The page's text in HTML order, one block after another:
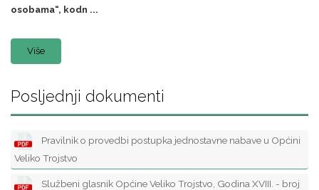
osobama“, kodn ...
Više
Posljednji dokumenti
Pravilnik o provedbi postupka jednostavne nabave u Općini
Veliko Trojstvo
Službeni glasnik Općine Veliko Trojstvo, Godina XVIII. - broj